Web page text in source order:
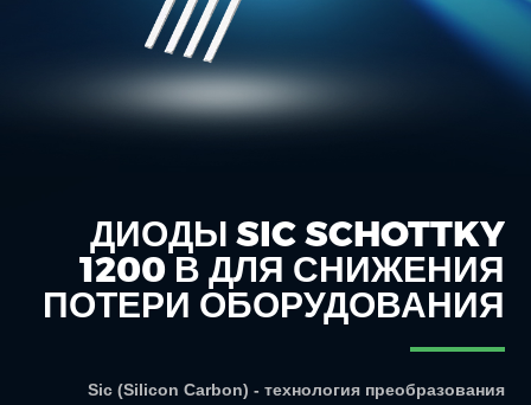
ДИОДЫ SIC SCHOTTKY
1200 В ДЛЯ СНИЖЕНИЯ
ПОТЕРИ ОБОРУДОВАНИЯ
Sic (Silicon Carbon) - технология преобразования